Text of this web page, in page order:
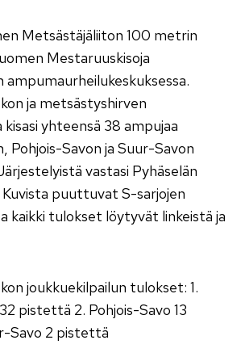
Metsästäjäliiton 100 metrin
Mestaruuskisoja
ampumaurheilukeskuksessa.
ja metsästyshirven
yhteensä 38 ampujaa
Pohjois-Savon ja Suur-Savon
vastasi Pyhäselän
puuttuvat S-sarjojen
kaikki tulokset löytyvät linkeistä ja
joukkuekilpailun tulokset: 1.
pistettä 2. Pohjois-Savo 13
Savo 2 pistettä